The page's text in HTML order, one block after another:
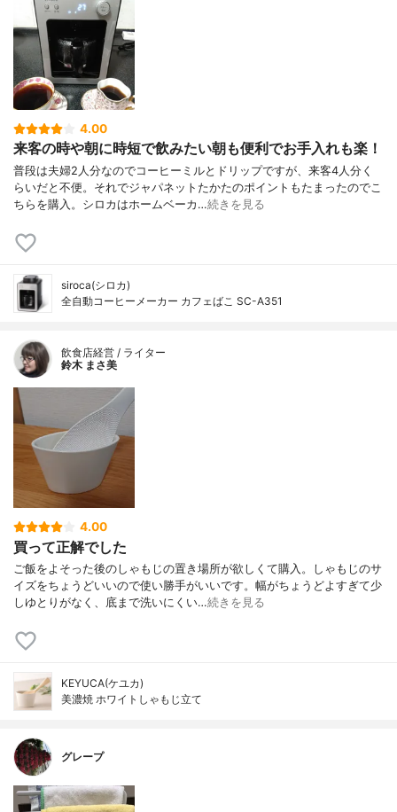
4.00
来客の時や朝に時短で飲みたい朝も便利でお手入れも楽！
普段は夫婦2人分なのでコーヒーミルとドリップですが、来客4人分く
らいだと不便。それでジャパネットたかたのポイントもたまったのでこ
ちらを購入。シロカはホームベーカ…続きを見る
siroca(シロカ)
全自動コーヒーメーカー カフェばこ SC-A351
飲食店経営 / ライター
鈴木 まさ美
4.00
買って正解でした
ご飯をよそった後のしゃもじの置き場所が欲しくて購入。しゃもじのサ
イズをちょうどいいので使い勝手がいいです。幅がちょうどよすぎて少
しゆとりがなく、底まで洗いにくい…続きを見る
KEYUCA(ケユカ)
美濃焼 ホワイトしゃもじ立て
グレープ